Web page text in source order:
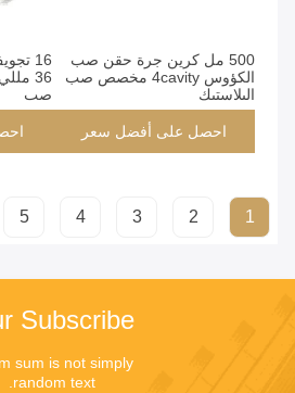
500 مل كرين جرة حقن صب
الكؤوس 4cavity مخصص صب
البلاستيك
احصل على أفضل سعر
16
36
صب
1
2
3
4
5
Subscribe
sum is not simply
random text.